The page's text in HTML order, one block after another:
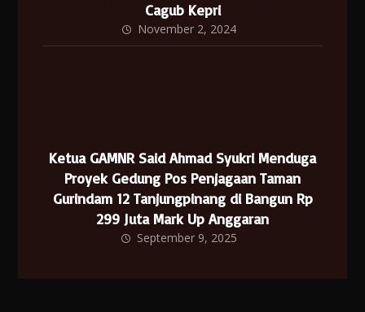
Cagub Kepri
November 2, 2024
Ketua GAMNR Said Ahmad Syukri Menduga
Proyek Gedung Pos Penjagaan Taman
Gurindam 12 Tanjungpinang di Bangun Rp
299 Juta Mark Up Anggaran
September 9, 2025